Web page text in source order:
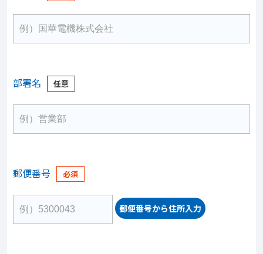
部署名
郵便番号
郵便番号から住所入力